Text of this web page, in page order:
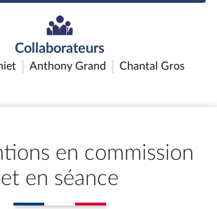
Collaborateurs
Anthony Grand Chantal Gros
en commission
et en séance